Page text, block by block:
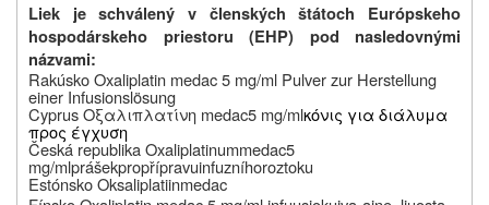
Liek je schválený v členských štátoch Európskeho
hospodárskeho priestoru (EHP) pod nasledovnými
názvami:
RakúskoOxaliplatin medac 5 mg/ml Pulver zur Herstellung
einer Infusionslösung
CyprusΟξαλιπλατίνη medac5 mg/mlκόνις για διάλυμα
προς έγχυση
Česká republikaOxaliplatinummedac5
mg/mlprášekpropřípravuinfuzníhoroztoku
EstónskoOksaliplatiinmedac